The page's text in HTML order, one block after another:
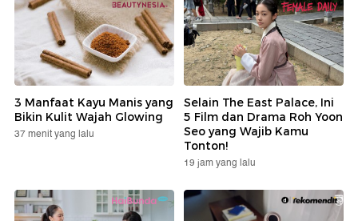
3 Manfaat Kayu Manis yang
Bikin Kulit Wajah Glowing
37 menit yang lalu
Selain The East Palace, Ini
5 Film dan Drama Roh Yoon
Seo yang Wajib Kamu
Tonton!
19 jam yang lalu